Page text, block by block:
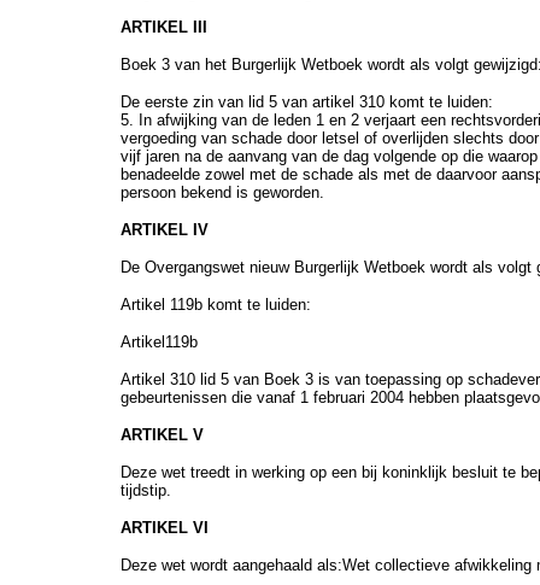
ARTIKEL III
Boek 3 van het Burgerlijk Wetboek wordt als volgt
De eerste zin van lid 5 van artikel 310 komt te luiden:
5. In afwijking van de leden 1 en 2 verjaart een
vergoeding van schade door letsel of overlijden slechts
vijf jaren na de aanvang van de dag volgende op die
benadeelde zowel met de schade als met de daarvoor
persoon bekend is geworden.
ARTIKEL IV
De Overgangswet nieuw Burgerlijk Wetboek wordt als volgt
Artikel 119b komt te luiden:
Artikel119b
Artikel 310 lid 5 van Boek 3 is van toepassing op
gebeurtenissen die vanaf 1 februari 2004 hebben
ARTIKEL V
Deze wet treedt in werking op een bij koninklijk besluit te
tijdstip.
ARTIKEL VI
Deze wet wordt aangehaald als:Wet collectieve afwikkeling